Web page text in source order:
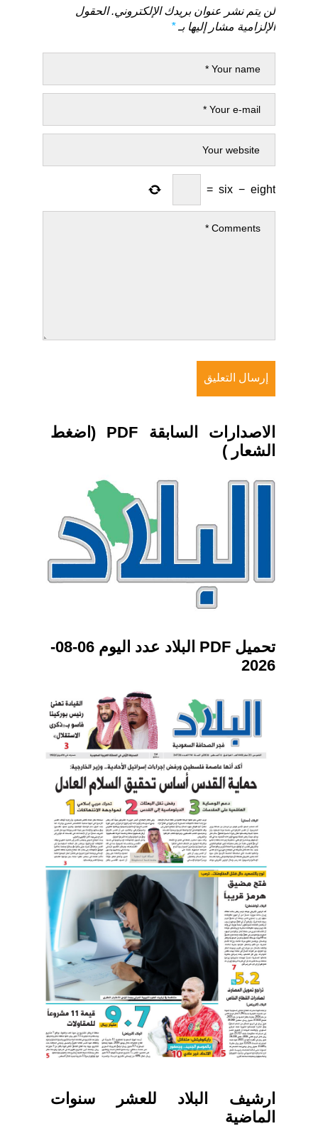
لن يتم نشر عنوان بريدك الإلكتروني. الحقول
الإلزامية مشار إليها بـ*
eight
−
six
=
الاصدارات السابقة PDF (اضغط
الشعار )
تحميل PDF البلاد عدد اليوم 06-08-
2026
ارشيف البلاد للعشر سنوات
الماضية